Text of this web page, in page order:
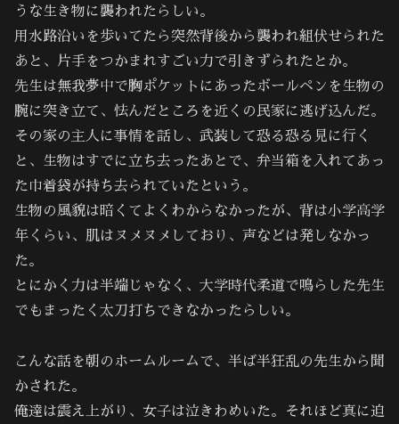
うな生き物に襲われたらしい。
用水路沿いを歩いてたら突然背後から襲われ組伏せられた
あと、片手をつかまれすごい力で引きずられたとか。
先生は無我夢中で胸ポケットにあったボールペンを生物の
腕に突き立て、怯んだところを近くの民家に逃げ込んだ。
その家の主人に事情を話し、武装して恐る恐る見に行く
と、生物はすでに立ち去ったあとで、弁当箱を入れてあっ
た巾着袋が持ち去られていたという。
生物の風貌は暗くてよくわからなかったが、背は小学高学
年くらい、肌はヌメヌメしており、声などは発しなかっ
た。
とにかく力は半端じゃなく、大学時代柔道で鳴らした先生
でもまったく太刀打ちできなかったらしい。
こんな話を朝のホームルームで、半ば半狂乱の先生から聞
かされた。
俺達は震え上がり、女子は泣きわめいた。それほど真に迫